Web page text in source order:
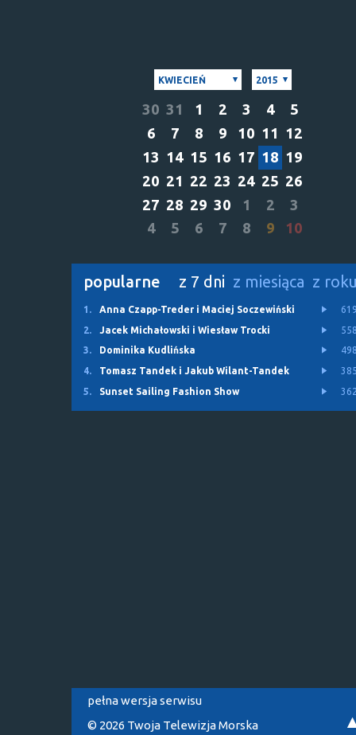
KWIECIEŃ 2015
30 31 1 2 3 4
5
6
7 8 9 10 11 12
13 14 15 16 17 18 19
20 21 22 23 24 25 26
27 28 29 30 1 2
3
4
5 6 7 8 9 10
popularne z 7 dni z miesiąca z
1. Anna Czapp-Treder i Maciej Soczewiński
2.
Jacek Michałowski i Wiesław Trocki
3.
Dominika Kudlińska
4.
Tomasz Tandek i Jakub Wilant-Tandek
5.
Sunset Sailing Fashion Show
pełna wersja serwisu
© 2026 Twoja Telewizja Morska